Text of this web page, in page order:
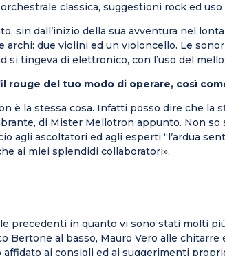
classica, suggestioni rock ed
sin dall’inizio della sua avventura nel
due violini ed un violoncello. Le
si tingeva di elettronico, con l’uso del
rouge del tuo modo di operare, così
è la stessa cosa. Infatti posso dire che
di Mister Mellotron appunto. Non so
ascoltatori ed agli esperti “l’ardua
ai miei splendidi collaboratori».
precedenti in quanto vi sono stati molti
al basso, Mauro Vero alle
ai consigli ed ai suggerimenti